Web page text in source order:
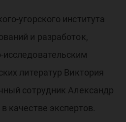
угорского института
и разработок,
литератур Виктория
сотрудник Александр
качестве экспертов.